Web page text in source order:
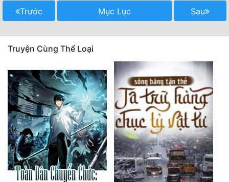
Trước Mục Lục Sau
Truyện Cùng Thể Loại